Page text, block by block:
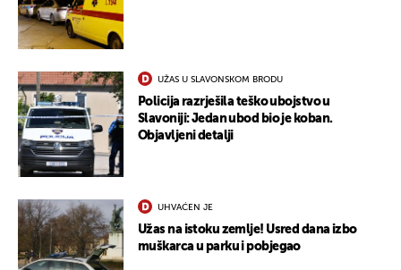
UŽAS U SLAVONSKOM BRODU
Policija razrješila teško ubojstvo u
Slavoniji: Jedan ubod bio je koban.
Objavljeni detalji
UHVAĆEN JE
Užas na istoku zemlje! Usred dana izbo
muškarca u parku i pobjegao